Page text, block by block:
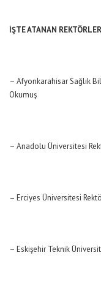
İŞTE ATANAN
– Afyonkarahisar Sağlık
Okumuş
– Anadolu Üniversitesi
– Erciyes Üniversitesi
– Eskişehir Teknik